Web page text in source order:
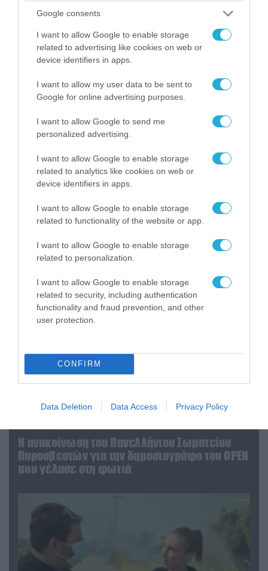
Google consents
I want to allow Google to enable storage
related to advertising like cookies on web or
device identifiers in apps.
I want to allow my user data to be sent to
Google for online advertising purposes.
I want to allow Google to send me
personalized advertising.
I want to allow Google to enable storage
related to analytics like cookies on web or
device identifiers in apps.
I want to allow Google to enable storage
related to functionality of the website or app.
I want to allow Google to enable storage
related to personalization.
I want to allow Google to enable storage
related to security, including authentication
functionality and fraud prevention, and other
user protection.
CONFIRM
Data Deletion Data Access Privacy Policy
06.08.2026 | 09:03
«Οι εντελώς αθώοι»: Η ανάρτηση του Αρκά για
τα ζώα που χάθηκαν στις πυρκαγιές της
Αττικής (φωτο)
04.08.2026 | 15:02
Αυτή την ώρα το τελευταίο «αντίο» στον πρώην
υπουργό Ι.Βαρβιτσιώτη (φωτο)
Η ανακοίνωση του Πανελλήνιου Σωματείου
Πυροσβεστών για την δημοσιογράφο του OPEN
που γέλασε στη φωτιά